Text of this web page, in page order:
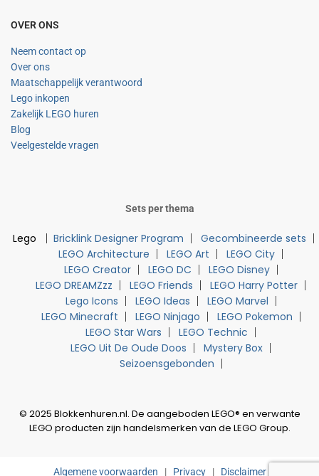
OVER ONS
Neem contact op
Over ons
Maatschappelijk verantwoord
Lego inkopen
Zakelijk LEGO huren
Blog
Veelgestelde vragen
Sets per thema
Lego Bricklink Designer Program
Gecombineerde sets
LEGO Architecture
LEGO Art
LEGO City
LEGO Creator
LEGO DC
LEGO Disney
LEGO DREAMZzz
LEGO Friends
LEGO Harry Potter
Lego Icons
LEGO Ideas
LEGO Marvel
LEGO Minecraft
LEGO Ninjago
LEGO Pokemon
LEGO Star Wars
LEGO Technic
LEGO Uit De Oude Doos
Mystery Box
Seizoensgebonden
© 2025 Blokkenhuren.nl. De aangeboden LEGO® en verwante
LEGO producten zijn handelsmerken van de LEGO Group.
Algemene voorwaarden | Privacy| Disclaimer